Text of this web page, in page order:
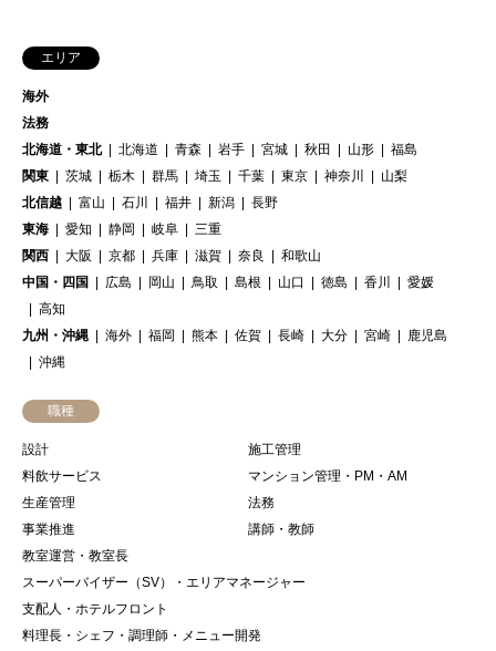
エリア
海外
法務
北海道・東北
北海道 青森 岩手 宮城 秋田 山形
福島
関東
茨城 栃木 群馬 埼玉 千葉 東京 神奈川
山梨
北信越
富山 石川 福井 新潟
長野
東海
愛知 静岡 岐阜
三重
関西
大阪 京都 兵庫 滋賀 奈良
和歌山
中国・四国
広島 岡山 鳥取 島根 山口 徳島 香川
愛媛
高知
九州・沖縄
海外 福岡 熊本 佐賀 長崎 大分 宮崎
鹿児島
沖縄
職種
設計
施工管理
料飲サービス
マンション管理・PM・AM
生産管理
法務
事業推進
講師・教師
教室運営・教室長
スーパーバイザー（SV）・エリアマネージャー
支配人・ホテルフロント
料理長・シェフ・調理師・メニュー開発